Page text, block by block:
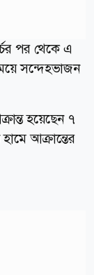
পর থেকে এ
সন্দেহভাজন
হয়েছেন ৭
আক্রান্তের